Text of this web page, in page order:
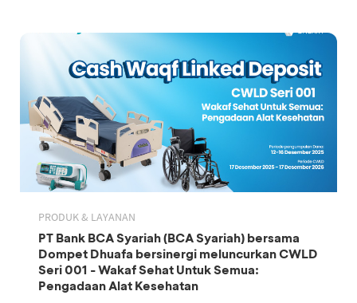
PRODUK & LAYANAN
PT Bank BCA Syariah (BCA Syariah) bersama
Dompet Dhuafa bersinergi meluncurkan CWLD
Seri 001 - Wakaf Sehat Untuk Semua:
Pengadaan Alat Kesehatan